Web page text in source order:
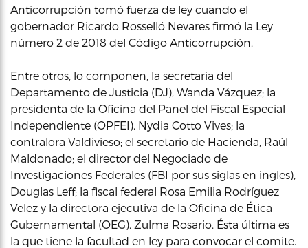
Anticorrupción tomó fuerza de ley cuando el
gobernador Ricardo Rosselló Nevares firmó la Ley
número 2 de 2018 del Código Anticorrupción.
Entre otros, lo componen, la secretaria del
Departamento de Justicia (DJ), Wanda Vázquez; la
presidenta de la Oficina del Panel del Fiscal Especial
Independiente (OPFEI), Nydia Cotto Vives; la
contralora Valdivieso; el secretario de Hacienda, Raúl
Maldonado; el director del Negociado de
Investigaciones Federales (FBI por sus siglas en ingles),
Douglas Leff; la fiscal federal Rosa Emilia Rodríguez
Velez y la directora ejecutiva de la Oficina de Ética
Gubernamental (OEG), Zulma Rosario. Ésta última es
la que tiene la facultad en ley para convocar el comite.